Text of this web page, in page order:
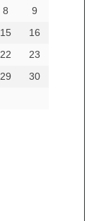
8
9
15
16
22
23
29
30